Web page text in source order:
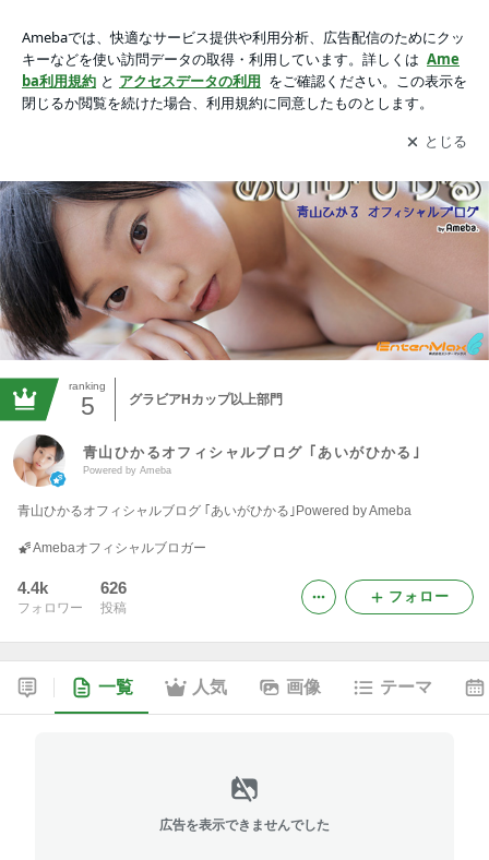
meba
アプリをダウンロードして ブログの更新通知
を受け取りまし
ょう。
開く
ranking
5 グラビアHカップ以上部門
青山ひかるオフィシャルブログ ｢あいがひかる｣
Powered by Ameba
青山ひかるオフィシャルブログ ｢あいがひかる｣Powered by Ameba
Amebaオフィシャルブロガー
4.4k
フォロワー
626
投稿
フォロー
一覧 人気 画像 テーマ
広告を表示できませんでした